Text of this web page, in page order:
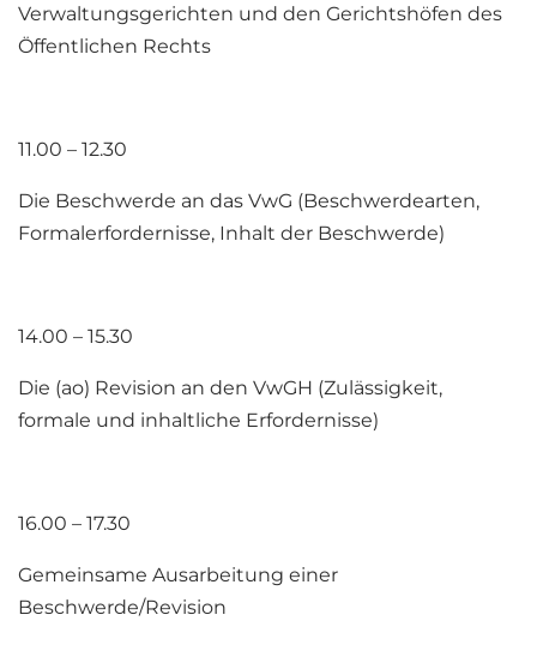
Verwaltungsgerichten und den Gerichtshöfen des
Öffentlichen Rechts
11.00 – 12.30
Die Beschwerde an das VwG (Beschwerdearten,
Formalerfordernisse, Inhalt der Beschwerde)
14.00 – 15.30
Die (ao) Revision an den VwGH (Zulässigkeit,
formale und inhaltliche Erfordernisse)
16.00 – 17.30
Gemeinsame Ausarbeitung einer
Beschwerde/Revision